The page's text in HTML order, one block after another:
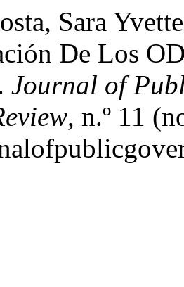
Sara
De Los
Journal of
, n.º 11